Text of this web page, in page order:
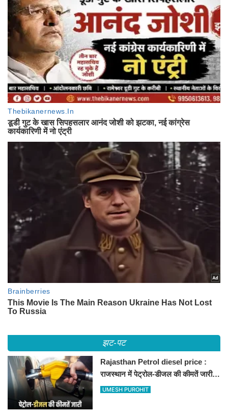
झट-पट
Rajasthan Petrol diesel price :
राजस्थान में पेट्रोल-डीजल की कीमतें जारी,
जानिए बीकानेर समेत पुरे प्रदेश में नए रेट
UMESH PUROHIT